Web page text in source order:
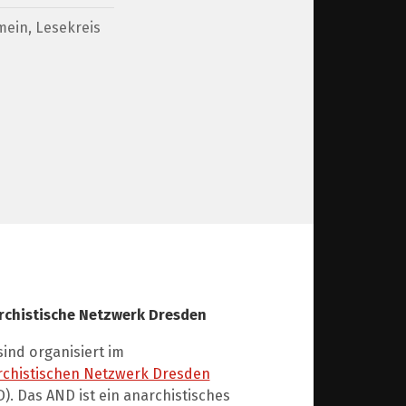
, Lesekreis
Netzwerk Dresden
organisiert im
Netzwerk Dresden
Das AND ist ein anarchistisches